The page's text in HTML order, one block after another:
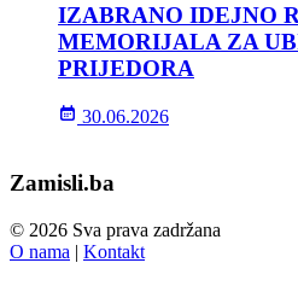
IZABRANO IDEJNO
MEMORIJALA ZA
PRIJEDORA
30.06.2026
Zamisli.ba
© 2026 Sva prava zadržana
O nama | Kontakt